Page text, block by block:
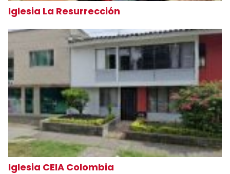
Iglesia La Resurrección
Iglesia CEIA Colombia